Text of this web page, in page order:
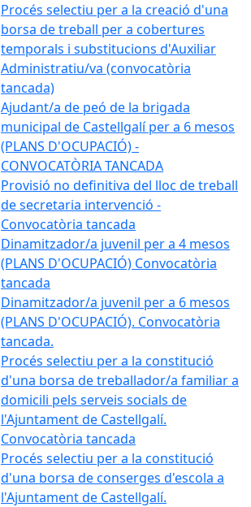
Procés selectiu per a la creació d'una
borsa de treball per a cobertures
temporals i substitucions d'Auxiliar
Administratiu/va (convocatòria
tancada)
Ajudant/a de peó de la brigada
municipal de Castellgalí per a 6 mesos
(PLANS D'OCUPACIÓ) -
CONVOCATÒRIA TANCADA
Provisió no definitiva del lloc de treball
de secretaria intervenció -
Convocatòria tancada
Dinamitzador/a juvenil per a 4 mesos
(PLANS D'OCUPACIÓ) Convocatòria
tancada
Dinamitzador/a juvenil per a 6 mesos
(PLANS D'OCUPACIÓ). Convocatòria
tancada.
Procés selectiu per a la constitució
d'una borsa de treballador/a familiar a
domicili pels serveis socials de
l'Ajuntament de Castellgalí.
Convocatòria tancada
Procés selectiu per a la constitució
d'una borsa de conserges d'escola a
l'Ajuntament de Castellgalí.